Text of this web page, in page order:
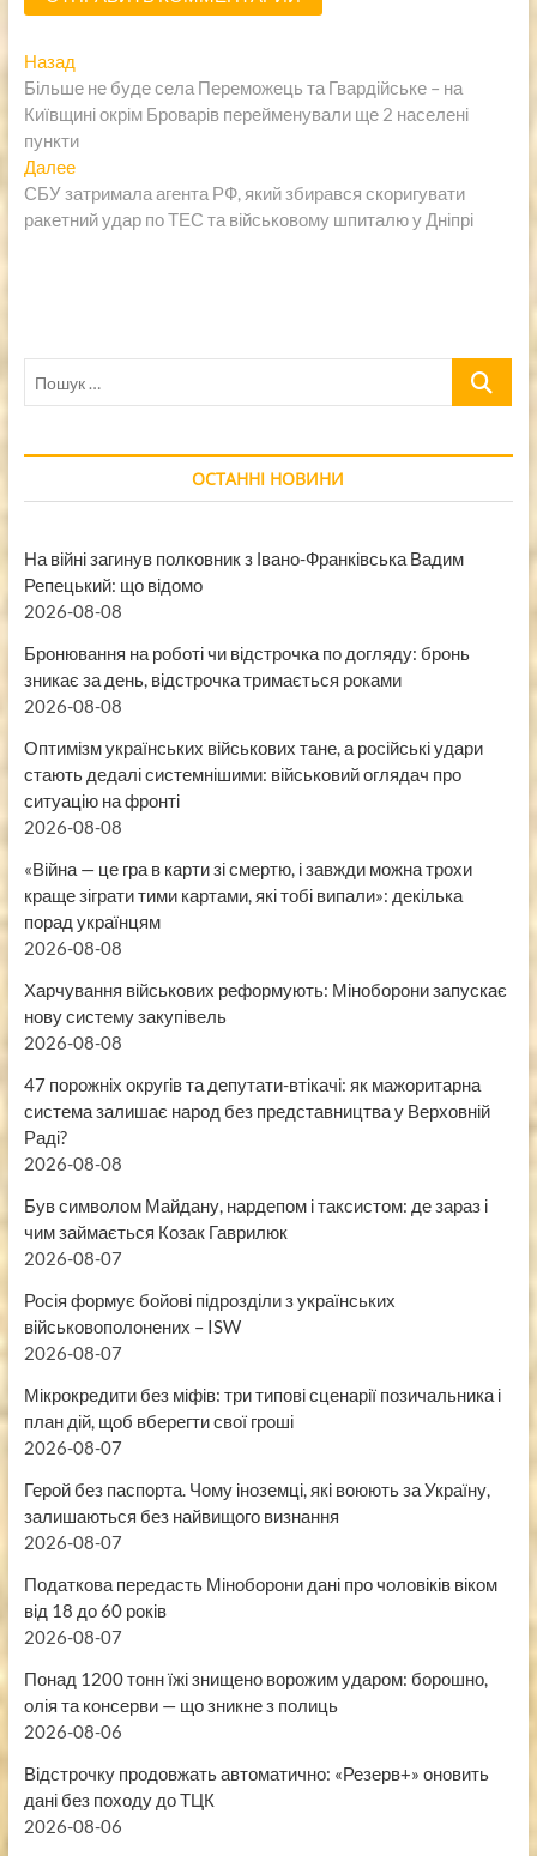
Навигация
по
записям
НазадПредыдущая
запись:
Більше не буде села Переможець та Гвардійське – на
Київщині окрім Броварів перейменували ще 2 населені
пункти
ДалееСледующая
запись:
СБУ затримала агента РФ, який збирався скоригувати
ракетний удар по ТЕС та військовому шпиталю у Дніпрі
Пошук
ОСТАННІ НОВИНИ
На війні загинув полковник з Івано-Франківська Вадим
Репецький: що відомо
2026-08-08
Бронювання на роботі чи відстрочка по догляду: бронь
зникає за день, відстрочка тримається роками
2026-08-08
Оптимізм українських військових тане, а російські удари
стають дедалі системнішими: військовий оглядач про
ситуацію на фронті
2026-08-08
«Війна — це гра в карти зі смертю, і завжди можна трохи
краще зіграти тими картами, які тобі випали»: декілька
порад українцям
2026-08-08
Харчування військових реформують: Міноборони запускає
нову систему закупівель
2026-08-08
47 порожніх округів та депутати-втікачі: як мажоритарна
система залишає народ без представництва у Верховній
Раді?
2026-08-08
Був символом Майдану, нардепом і таксистом: де зараз і
чим займається Козак Гаврилюк
2026-08-07
Росія формує бойові підрозділи з українських
військовополонених – ISW
2026-08-07
Мікрокредити без міфів: три типові сценарії позичальника і
план дій, щоб вберегти свої гроші
2026-08-07
Герой без паспорта. Чому іноземці, які воюють за Україну,
залишаються без найвищого визнання
2026-08-07
Податкова передасть Міноборони дані про чоловіків віком
від 18 до 60 років
2026-08-07
Понад 1200 тонн їжі знищено ворожим ударом: борошно,
олія та консерви — що зникне з полиць
2026-08-06
Відстрочку продовжать автоматично: «Резерв+» оновить
дані без походу до ТЦК
2026-08-06